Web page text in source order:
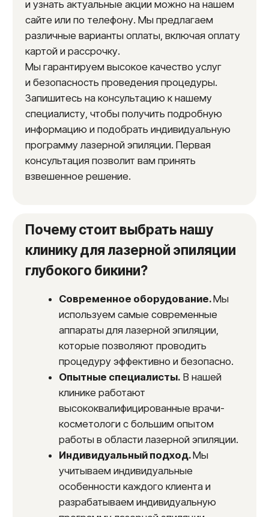
До
2 года
Результаты
100%
комфорт
Показания и противопоказания
Показания
Наличии нежелательных волос
Вросшие волосы
Раздражение и зуд после бритья